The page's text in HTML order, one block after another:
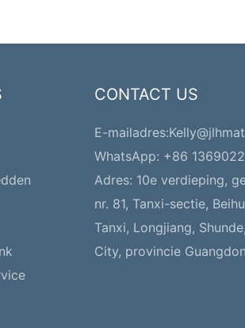
CONTACT US
E-mailadres:
WhatsApp: +86
Adres: 10e verdieping,
nr. 81, Tanxi-sectie,
Tanxi, Longjiang,
City, provincie